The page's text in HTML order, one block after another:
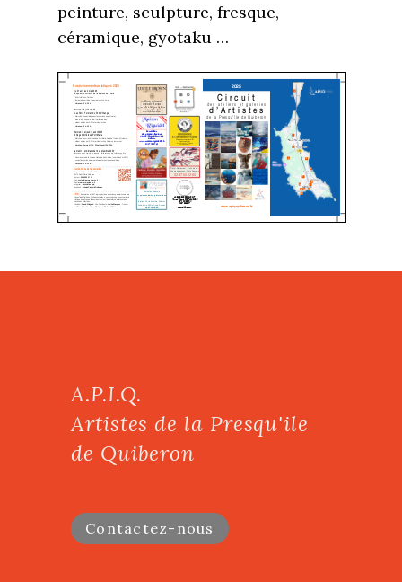
peinture, sculpture, fresque,
céramique, gyotaku …
A.P.I.Q.
Artistes de la Presqu'ile
de Quiberon
Contactez-nous